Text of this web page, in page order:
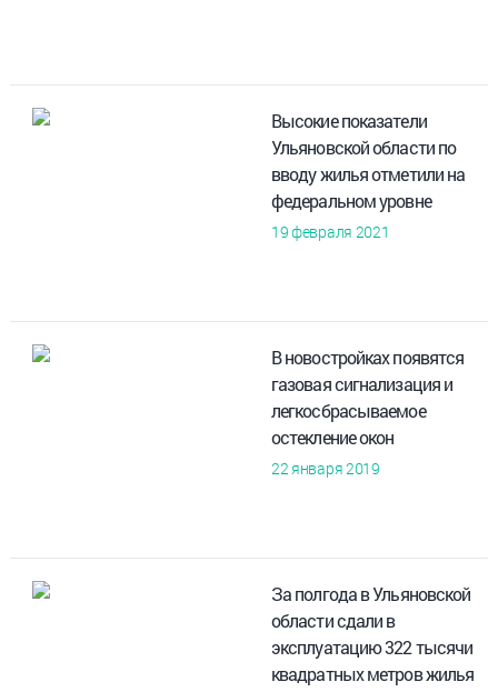
Высокие показатели
Ульяновской области по
вводу жилья отметили на
федеральном уровне
19 февраля 2021
В новостройках появятся
газовая сигнализация и
легкосбрасываемое
остекление окон
22 января 2019
За полгода в Ульяновской
области сдали в
эксплуатацию 322 тысячи
квадратных метров жилья